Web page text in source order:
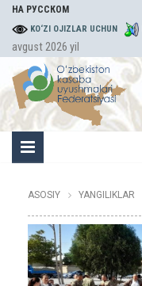
НА РУССКОМ
KO‘ZI OJIZLAR UCHUN
avgust 2026 yil
ASOSIY YANGILIKLAR